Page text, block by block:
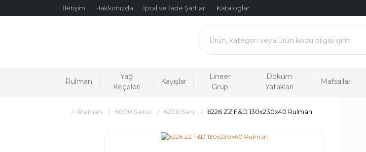
İletişim Hakkımızda İptal ve İade Şartları Kataloglar
Rulman
Yağ
Keçeleri
Kayışlar
Lineer
Grup
Döküm
Yatakları
Mafsallar
Rulman 6000 Serisi 6200 Seri 6226 ZZ F&D 130x230x40 Rulman